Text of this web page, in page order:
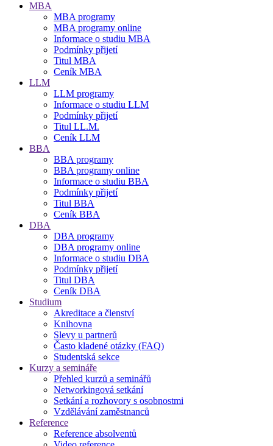
MBA
MBA programy
MBA programy online
Informace o studiu MBA
Podmínky přijetí
Titul MBA
Ceník MBA
LLM
LLM programy
Informace o studiu LLM
Podmínky přijetí
Titul LL.M.
Ceník LLM
BBA
BBA programy
BBA programy online
Informace o studiu BBA
Podmínky přijetí
Titul BBA
Ceník BBA
DBA
DBA programy
DBA programy online
Informace o studiu DBA
Podmínky přijetí
Titul DBA
Ceník DBA
Studium
Akreditace a členství
Knihovna
Slevy u partnerů
Často kladené otázky (FAQ)
Studentská sekce
Kurzy a semináře
Přehled kurzů a seminářů
Networkingová setkání
Setkání a rozhovory s osobnostmi
Vzdělávání zaměstnanců
Reference
Reference absolventů